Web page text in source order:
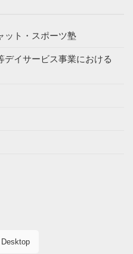
ト・スポーツ塾
デイサービス事業における
Desktop